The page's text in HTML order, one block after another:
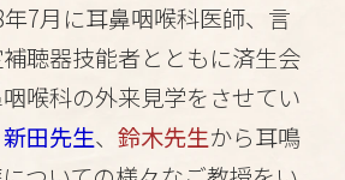
7月に耳鼻咽喉科医師、言
聴器技能者とともに済生会
喉科の外来見学をさせてい
新田先生、鈴木先生から耳鳴